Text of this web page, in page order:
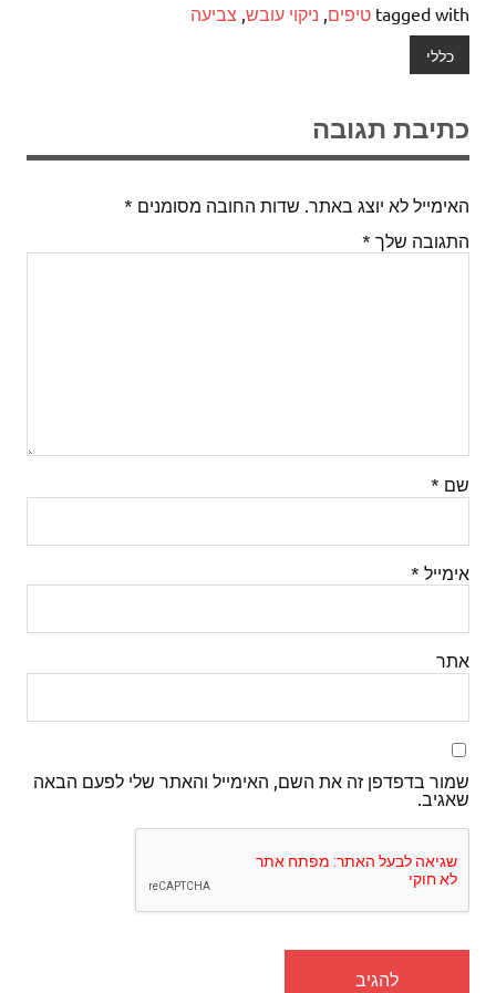
tagged with טיפים ניקוי עובש צביעה
כללי
כתיבת תגובה
האימייל לא יוצג באתר. שדות החובה מסומנים *
התגובה שלך *
שם *
אימייל *
אתר
שמור בדפדפן זה את השם, האימייל והאתר שלי לפעם הבאה
שאגיב.